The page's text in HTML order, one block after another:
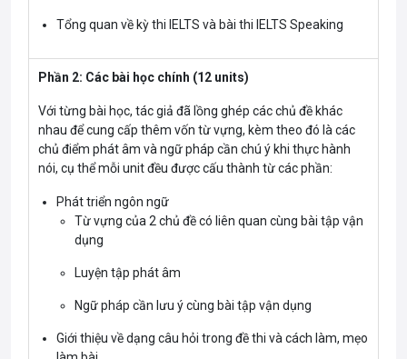
Tổng quan về kỳ thi IELTS và bài thi IELTS Speaking
Phần 2: Các bài học chính (12 units)
Với từng bài học, tác giả đã lồng ghép các chủ đề khác
nhau để cung cấp thêm vốn từ vựng, kèm theo đó là các
chủ điểm phát âm và ngữ pháp cần chú ý khi thực hành
nói, cụ thể mỗi unit đều được cấu thành từ các phần:
Phát triển ngôn ngữ
Từ vựng của 2 chủ đề có liên quan cùng bài tập vận
dụng
Luyện tập phát âm
Ngữ pháp cần lưu ý cùng bài tập vận dụng
Giới thiệu về dạng câu hỏi trong đề thi và cách làm, mẹo